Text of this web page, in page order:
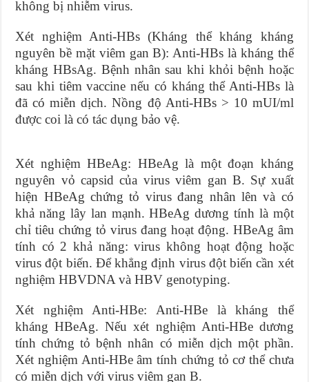
không bị nhiễm virus.
Xét nghiệm Anti-HBs (Kháng thể kháng kháng
nguyên bề mặt viêm gan B): Anti-HBs là kháng thể
kháng HBsAg. Bệnh nhân sau khi khỏi bệnh hoặc
sau khi tiêm vaccine nếu có kháng thể Anti-HBs là
đã có miễn dịch. Nồng độ Anti-HBs > 10 mUI/ml
được coi là có tác dụng bảo vệ.
Xét nghiệm HBeAg: HBeAg là một đoạn kháng
nguyên vỏ capsid của virus viêm gan B. Sự xuất
hiện HBeAg chứng tỏ virus đang nhân lên và có
khả năng lây lan mạnh. HBeAg dương tính là một
chỉ tiêu chứng tỏ virus đang hoạt động. HBeAg âm
tính có 2 khả năng: virus không hoạt động hoặc
virus đột biến. Để khẳng định virus đột biến cần xét
nghiệm HBVDNA và HBV genotyping.
Xét nghiệm Anti-HBe: Anti-HBe là kháng thể
kháng HBeAg. Nếu xét nghiệm Anti-HBe dương
tính chứng tỏ bệnh nhân có miễn dịch một phần.
Xét nghiệm Anti-HBe âm tính chứng tỏ cơ thể chưa
có miễn dịch với virus viêm gan B.